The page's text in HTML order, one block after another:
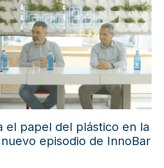
el papel del plástico en la
episodio de InnoBar